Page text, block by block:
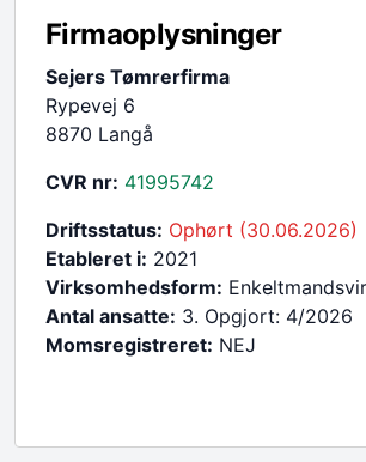
Firmaoplysninger
Sejers Tømrerfirma
Rypevej 6
8870 Langå
CVR nr: 41995742
Driftsstatus: Ophørt (30.06.2026)
Etableret i: 2021
Virksomhedsform:
Antal ansatte: 3. Opgjort: 4/2026
Momsregistreret: NEJ